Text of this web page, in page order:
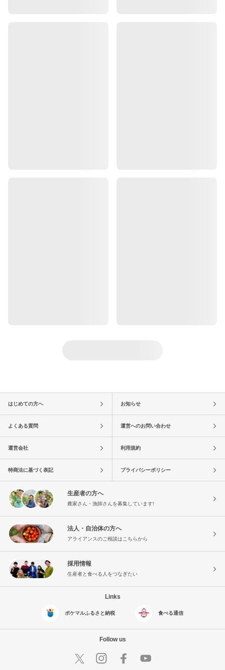
はじめての方へ お知らせ
よくある質問 運営へのお問い合わせ
運営会社 利用規約
特商法に基づく表記 プライバシーポリシー
生産者の方へ
農家さん・漁師さんを募集しています!
法人・自治体の方へ
アライアンスのご相談はこちらから
採用情報
生産者と食べる人をつなぎたい
Links
ポケマルふるさと納税 食べる通信
Follow us